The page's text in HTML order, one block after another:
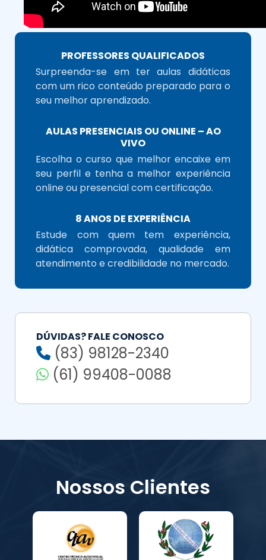
PROFESSORES QUALIFICADOS
Surpreenda-se em ter aulas didáticas
com um rico conteúdo preparado para o
seu melhor aprendizado.
AULAS PRESENCIAIS OU ONLINE – AO
VIVO
Escolha o curso que melhor encaixe em
seu perfil e tenha a melhor experiência
online ou presencial com certificação.
8 ANOS DE EXPERIÊNCIA
Estude com quem tem experiência,
didática comprovada, qualidade em
atendimento e credibilidade no mercado.
DÚVIDAS? FALE CONOSCO
(83) 98128-2340
(61) 99408-0088
Nossos Clientes